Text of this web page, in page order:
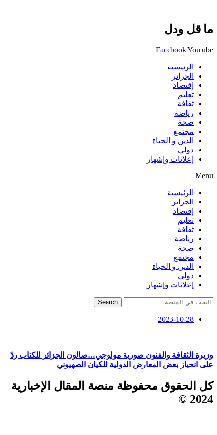
ما قل ودل
FacebookYoutube
الرئيسية
الجزائر
إقتصاد
تعليم
ثقافة
رياضة
صحة
مجتمع
الدين و الحياة
دولي
إعلانات وإشهار
Menu
الرئيسية
الجزائر
إقتصاد
تعليم
ثقافة
رياضة
صحة
مجتمع
الدين و الحياة
دولي
إعلانات وإشهار
Search
2023-10-28
وزيرة الثقافة والفنون صورية مولوجي…صالون الجزائر للكتاب ردّ
على انحياز بعض المعارض الدولية للكيان الصهيوني
كل الحقوق محفوظة منصة المقال الإخبارية
2024 ©